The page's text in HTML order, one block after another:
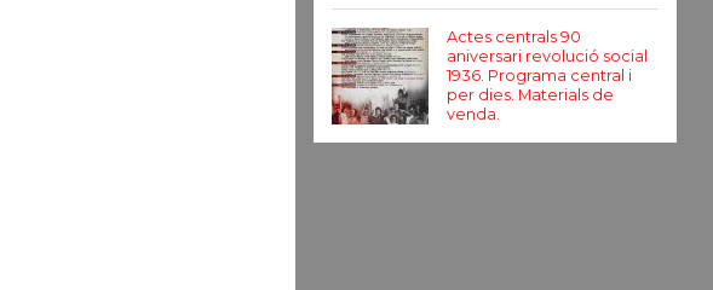
Actes centrals 90
aniversari revolució social
1936. Programa central i
per dies. Materials de
venda.